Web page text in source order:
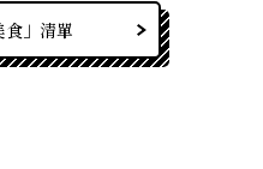
食」清單